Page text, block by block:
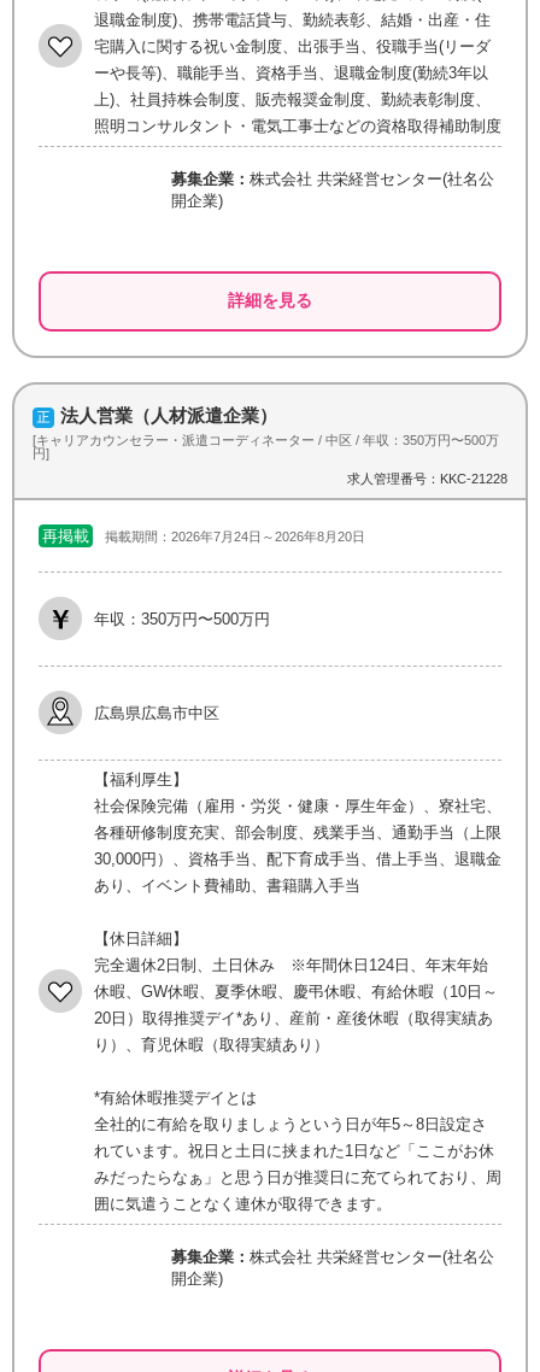
退職金制度)、携帯電話貸与、勤続表彰、結婚・出産・住
宅購入に関する祝い金制度、出張手当、役職手当(リーダ
ーや長等)、職能手当、資格手当、退職金制度(勤続3年以
上)、社員持株会制度、販売報奨金制度、勤続表彰制度、
照明コンサルタント・電気工事士などの資格取得補助制度
募集企業： 株式会社 共栄経営センター(社名公
開企業)
詳細を見る
法人営業（人材派遣企業）
[キャリアカウンセラー・派遣コーディネーター / 中区 / 年収：350万円〜500万
円]
求人管理番号：KKC-21228
再掲載 掲載期間：2026年7月24日～2026年8月20日
年収：350万円〜500万円
広島県広島市中区
【福利厚生】
社会保険完備（雇用・労災・健康・厚生年金）、寮社宅、
各種研修制度充実、部会制度、残業手当、通勤手当（上限
30,000円）、資格手当、配下育成手当、借上手当、退職金
あり、イベント費補助、書籍購入手当
【休日詳細】
完全週休2日制、土日休み ※年間休日124日、年末年始
休暇、GW休暇、夏季休暇、慶弔休暇、有給休暇（10日～
20日）取得推奨デイ*あり、産前・産後休暇（取得実績あ
り）、育児休暇（取得実績あり）
*有給休暇推奨デイとは
全社的に有給を取りましょうという日が年5～8日設定さ
れています。祝日と土日に挟まれた1日など「ここがお休
みだったらなぁ」と思う日が推奨日に充てられており、周
囲に気遣うことなく連休が取得できます。
募集企業： 株式会社 共栄経営センター(社名公
開企業)